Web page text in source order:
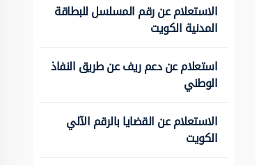
الاستعلام عن رقم المسلسل للبطاقة
المدنية الكويت
استعلام عن دعم ريف عن طريق النفاذ
الوطني
الاستعلام عن القضايا بالرقم الآلي
الكويت